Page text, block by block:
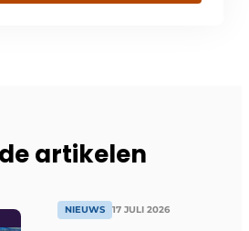
artikelen
NIEUWS 17 JULI 2026